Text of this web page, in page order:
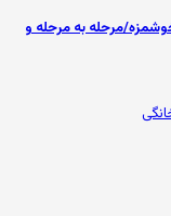
مرحله به مرحله و